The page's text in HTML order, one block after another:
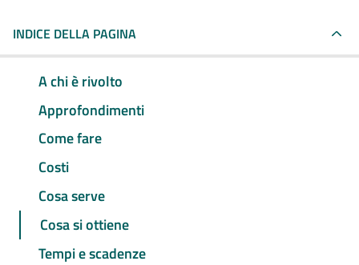
INDICE DELLA PAGINA
A chi è rivolto
Approfondimenti
Come fare
Costi
Cosa serve
Cosa si ottiene
Tempi e scadenze